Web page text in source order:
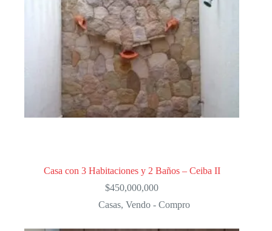
Casa con 3 Habitaciones y 2 Baños – Ceiba II
$450,000,000
Casas, Vendo - Compro